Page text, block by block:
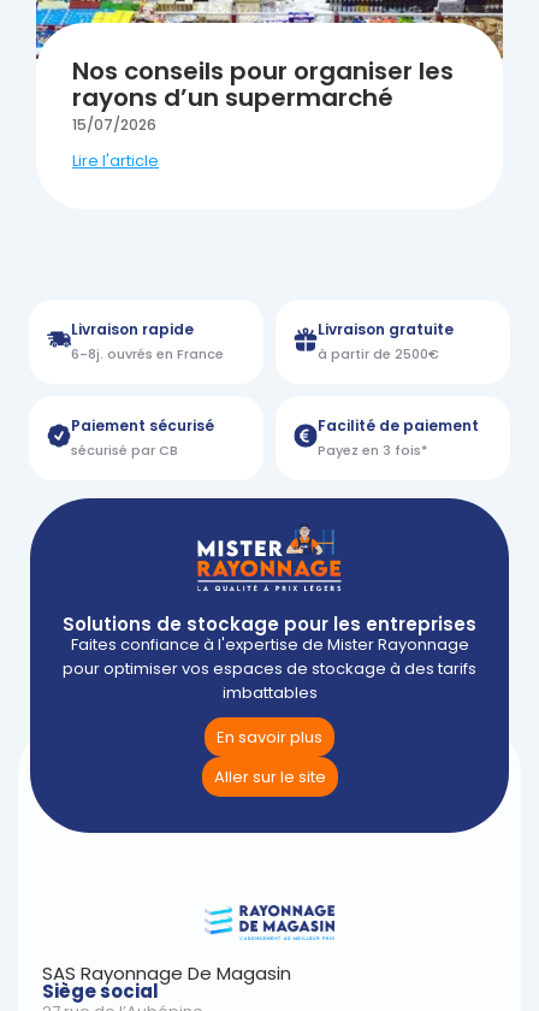
Nos conseils pour organiser les
rayons d’un supermarché
15/07/2026
Lire l'article
Livraison rapide
6-8j. ouvrés en France
Livraison gratuite
à partir de 2500€
Paiement sécurisé
sécurisé par CB
Facilité de paiement
Payez en 3 fois*
Solutions de stockage pour les entreprises
Faites confiance à l'expertise de Mister Rayonnage
pour optimiser vos espaces de stockage à des tarifs
imbattables
En savoir plus
Aller sur le site
SAS Rayonnage De Magasin
Siège social